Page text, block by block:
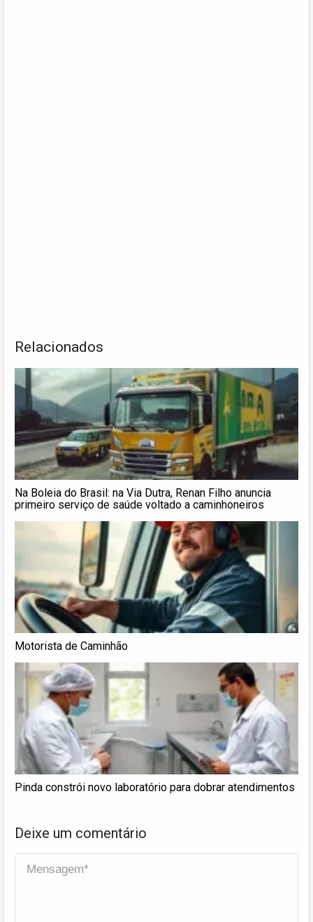
Relacionados
Na Boleia do Brasil: na Via Dutra, Renan Filho anuncia
primeiro serviço de saúde voltado a caminhoneiros
Motorista de Caminhão
Pinda constrói novo laboratório para dobrar atendimentos
Deixe um comentário